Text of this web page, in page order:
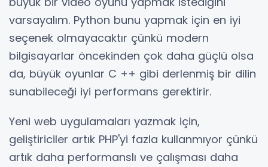
varsayalım. Python bunu yapmak için en iyi
seçenek olmayacaktır çünkü modern
bilgisayarlar öncekinden çok daha güçlü olsa
da, büyük oyunlar C ++ gibi derlenmiş bir dilin
sunabileceği iyi performans gerektirir.
Yeni web uygulamaları yazmak için,
geliştiriciler artık PHP'yi fazla kullanmıyor çünkü
artık daha performanslı ve çalışması daha